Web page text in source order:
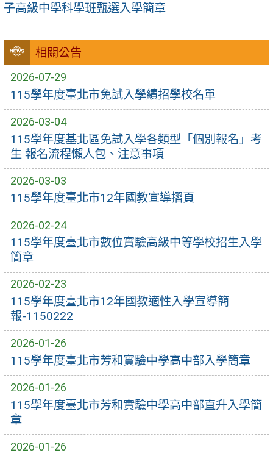
相關公告
2026-07-29
115學年度臺北市免試入學續招學校名單
2026-03-04
115學年度基北區免試入學各類型「個別報名」考
生 報名流程懶人包、注意事項
2026-03-03
115學年度臺北市12年國教宣導摺頁
2026-02-24
115學年度臺北市數位實驗高級中等學校招生入學
簡章
2026-02-23
115學年度臺北市12年國教適性入學宣導簡
報-1150222
2026-01-26
115學年度臺北市芳和實驗中學高中部入學簡章
2026-01-26
115學年度臺北市芳和實驗中學高中部直升入學簡
章
2026-01-26
子高級中學科學班甄選入學簡章